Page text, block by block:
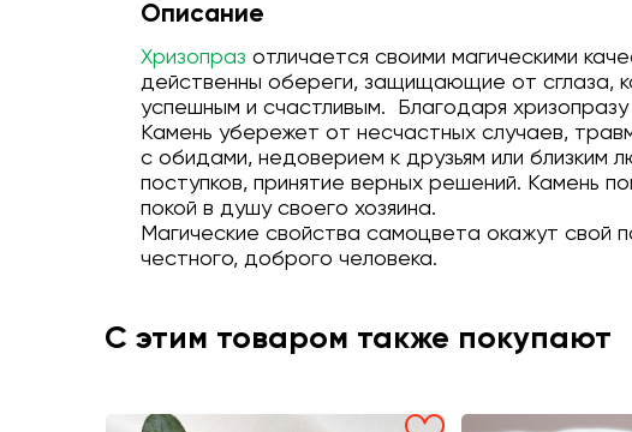
Описание
Хризопраз отличается своими магическими
действенны обереги, защищающие от сглаза,
успешным и счастливым. Благодаря
Камень убережет от несчастных случаев,
с обидами, недоверием к друзьям или
поступков, принятие верных решений. Камень
покой в душу своего хозяина.
Магические свойства самоцвета окажут свой
честного, доброго человека.
С этим товаром также покупают